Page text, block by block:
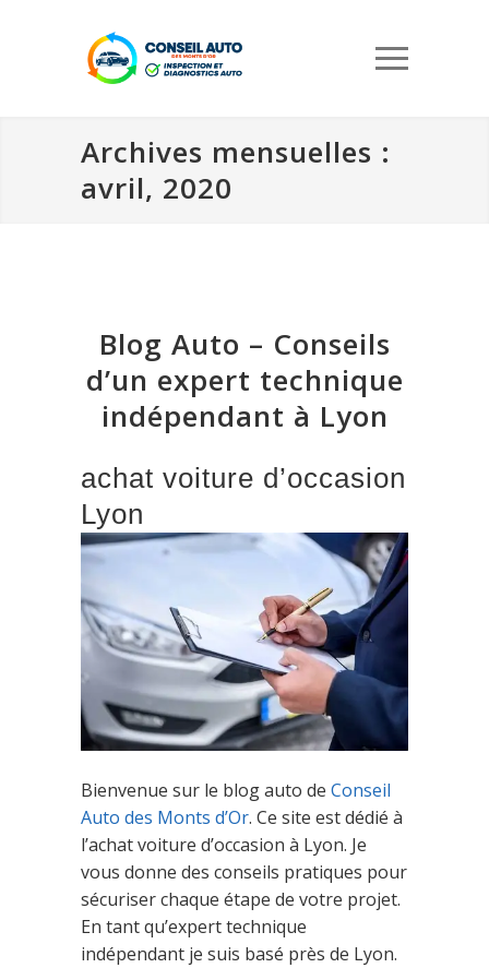
Archives mensuelles :
avril, 2020
Blog Auto – Conseils
d’un expert technique
indépendant à Lyon
achat voiture d’occasion
Lyon
Bienvenue sur le blog auto de Conseil
Auto des Monts d’Or. Ce site est dédié à
l’achat voiture d’occasion à Lyon. Je
vous donne des conseils pratiques pour
sécuriser chaque étape de votre projet.
En tant qu’expert technique
indépendant je suis basé près de Lyon.